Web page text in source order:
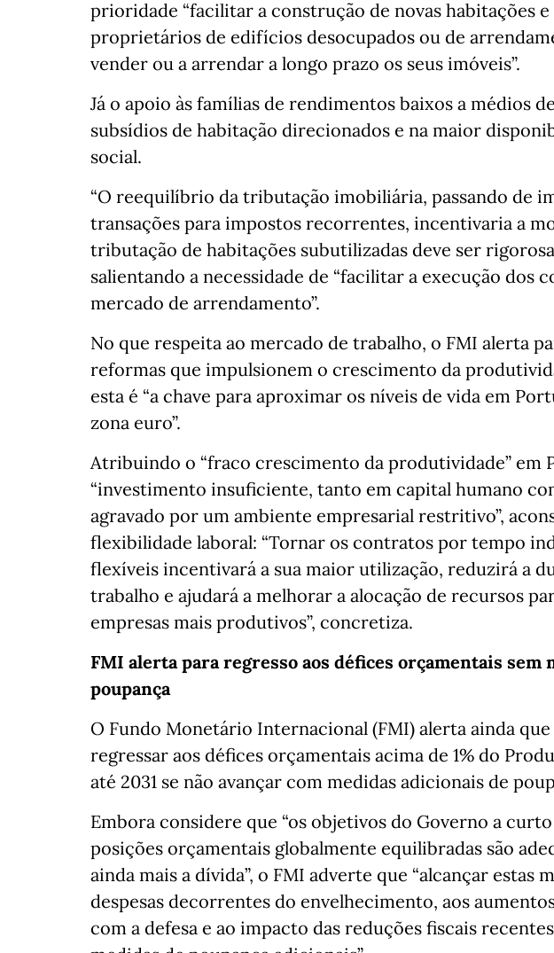
prioridade “facilitar a construção de novas habitações
proprietários de edifícios desocupados ou de
vender ou a arrendar a longo prazo os seus imóveis”.
Já o apoio às famílias de rendimentos baixos a médios
subsídios de habitação direcionados e na maior
social.
“O reequilíbrio da tributação imobiliária, passando de
transações para impostos recorrentes, incentivaria a
tributação de habitações subutilizadas deve ser
salientando a necessidade de “facilitar a execução dos
mercado de arrendamento”.
No que respeita ao mercado de trabalho, o FMI alerta
reformas que impulsionem o crescimento da
esta é “a chave para aproximar os níveis de vida em
zona euro”.
Atribuindo o “fraco crescimento da produtividade” em
“investimento insuficiente, tanto em capital humano
agravado por um ambiente empresarial restritivo”,
flexibilidade laboral: “Tornar os contratos por tempo
flexíveis incentivará a sua maior utilização, reduzirá a
trabalho e ajudará a melhorar a alocação de recursos
empresas mais produtivos”, concretiza.
FMI alerta para regresso aos défices orçamentais sem
poupança
O Fundo Monetário Internacional (FMI) alerta ainda
regressar aos défices orçamentais acima de 1% do
até 2031 se não avançar com medidas adicionais de
Embora considere que “os objetivos do Governo a
posições orçamentais globalmente equilibradas são
ainda mais a dívida”, o FMI adverte que “alcançar estas
despesas decorrentes do envelhecimento, aos
com a defesa e ao impacto das reduções fiscais